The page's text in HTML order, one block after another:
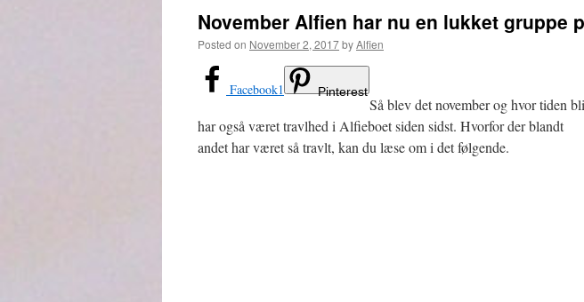
November Alfien har nu en lukket gruppe
Posted on November 2, 2017byAlfien
Facebook1 Pinterest
Så blev det november og hvor tiden
har også været travlhed i Alfieboet siden sidst. Hvorfor der blandt
andet har været så travlt, kan du læse om i det følgende.